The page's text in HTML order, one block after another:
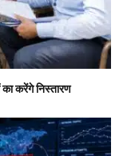
का करेंगे निस्तारण